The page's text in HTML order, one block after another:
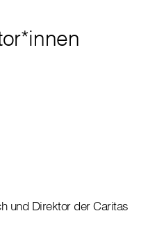
und Direktor der Caritas